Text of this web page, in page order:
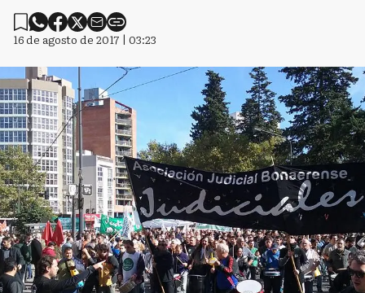
16 de agosto de 2017 | 03:23